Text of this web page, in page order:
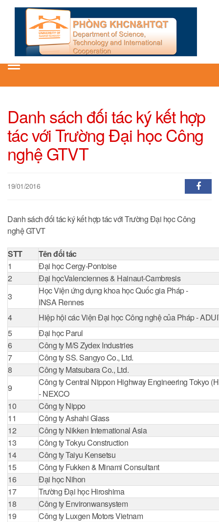
Toggle
Danh sách đối tác ký kết hợp
tác với Trường Đại học Công
nghệ GTVT
19/01/2016
Danh sách đối tác ký kết hợp tác với Trường Đại học Công
nghệ GTVT
STT
Tên đối tác
1
Đại học Cergy-Pontoise
2
Đại họcValenciennes & Hainaut-Cambresis
3
Học Viện ứng dụng khoa học Quốc gia Pháp -
INSA Rennes
4
Hiệp hội các Viện Đại học Công nghệ của Pháp -
5
Đại học Parul
6
Công ty M/S Zydex Industries
7
Công ty SS. Sangyo Co., Ltd.
8
Công ty Matsubara Co., Ltd.
9
Công ty Central Nippon Highway Engineering Tokyo
- NEXCO
10
Công ty Nippo
11
Công ty Ashahi Glass
12
Công ty Nikken International Asia
13
Công ty Tokyu Construction
14
Công ty Taiyu Kensetsu
15
Công ty Fukken & Minami Consultant
16
Đại học Nihon
17
Trường Đại học Hiroshima
18
Công ty Environwansystem
19
Công ty Luxgen Motors Vietnam